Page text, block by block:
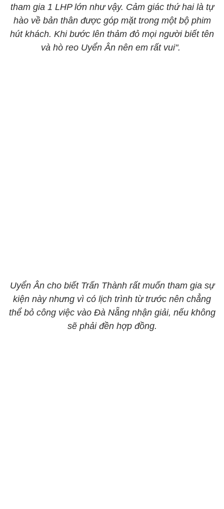
tham gia 1 LHP lớn như vậy. Cảm giác thứ hai là tự
hào về bản thân được góp mặt trong một bộ phim
hút khách. Khi bước lên thảm đỏ mọi người biết tên
và hò reo Uyển Ân nên em rất vui".
Uyển Ân cho biết Trấn Thành rất muốn tham gia sự
kiện này nhưng vì có lịch trình từ trước nên chẳng
thể bỏ công việc vào Đà Nẵng nhận giải, nếu không
sẽ phải đền hợp đồng.